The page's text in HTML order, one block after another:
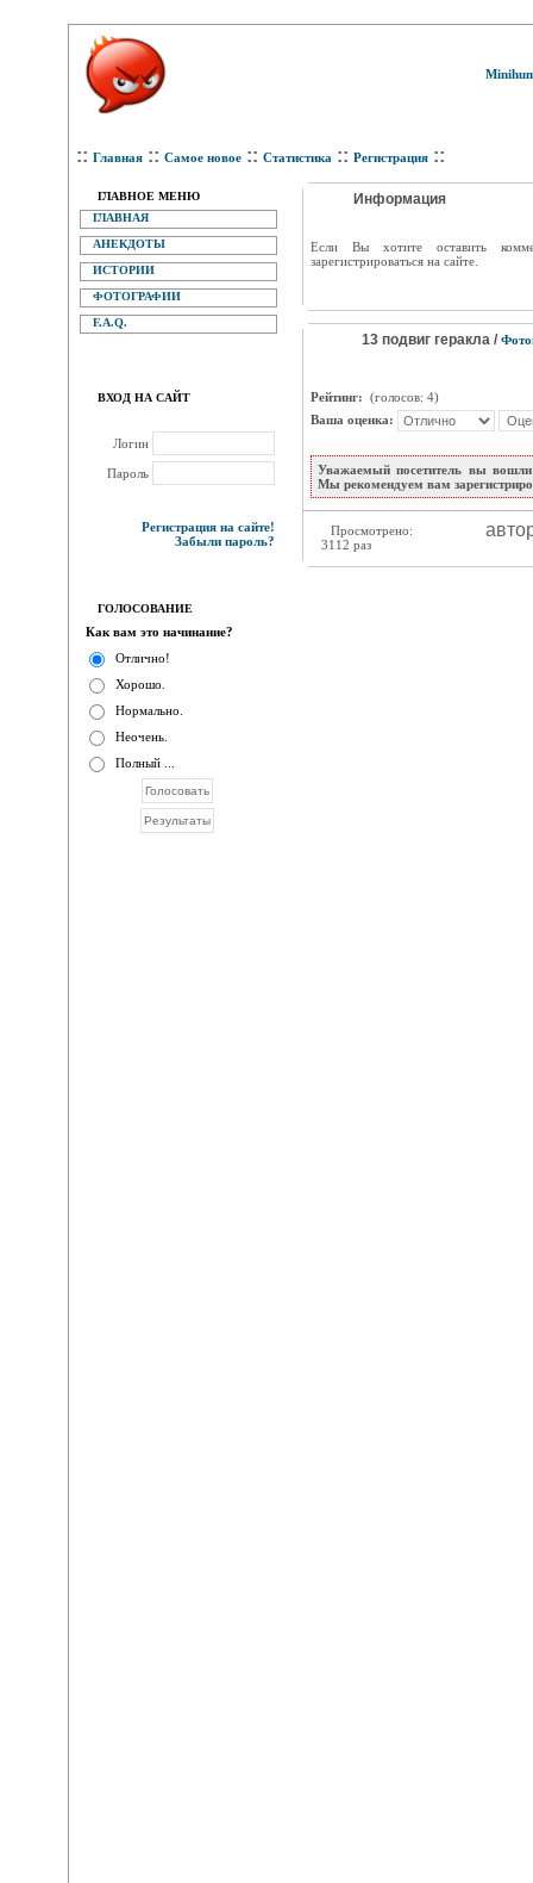
:: Главная :: Самое новое :: Статистика :: Регистрация ::
ГЛАВНОЕ МЕНЮ
ГЛАВНАЯ
АНЕКДОТЫ
ИСТОРИИ
ФОТОГРАФИИ
F.A.Q.
ВХОД НА САЙТ
Логин
Пароль
Регистрация на сайте!
Забыли пароль?
ГОЛОСОВАНИЕ
Как вам это начинание?
Отлично!
Хорошо.
Нормально.
Неочень.
Полный ...
Информация
Eсли Вы хотите оставить
зарегистрироваться на сайте.
13 подвиг геракла /
Рейтинг: (голосов: 4)
Ваша оценка:
Уважаемый посетитель вы вошли
Мы рекомендуем вам
Просмотрено:
3112 раз